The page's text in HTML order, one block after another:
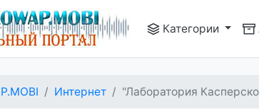
Категории
Интернет "Лаборатория